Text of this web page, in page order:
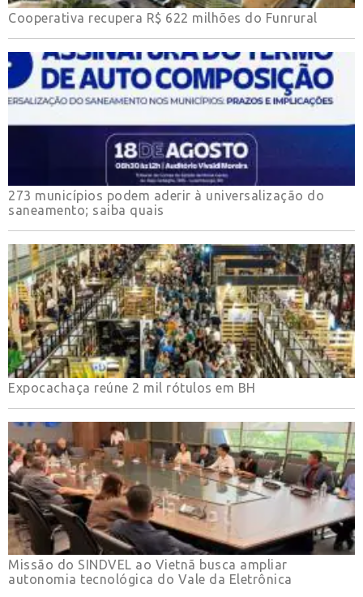
Cooperativa recupera R$ 622 milhões do Funrural
273 municípios podem aderir à universalização do
saneamento; saiba quais
Expocachaça reúne 2 mil rótulos em BH
Missão do SINDVEL ao Vietnã busca ampliar
autonomia tecnológica do Vale da Eletrônica